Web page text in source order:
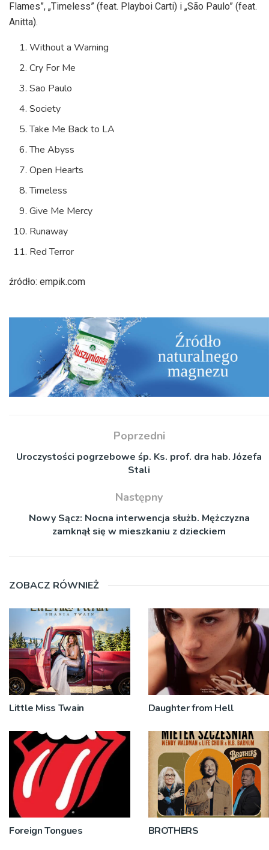
Flames”, „Timeless” (feat. Playboi Carti) i „São Paulo” (feat.
Anitta).
Without a Warning
Cry For Me
Sao Paulo
Society
Take Me Back to LA
The Abyss
Open Hearts
Timeless
Give Me Mercy
Runaway
Red Terror
źródło: empik.com
Poprzedni
Uroczystości pogrzebowe śp. Ks. prof. dra hab. Józefa
Stali
Następny
Nowy Sącz: Nocna interwencja służb. Mężczyzna
zamknął się w mieszkaniu z dzieckiem
ZOBACZ RÓWNIEŻ
Little Miss Twain Daughter from Hell
Foreign Tongues BROTHERS